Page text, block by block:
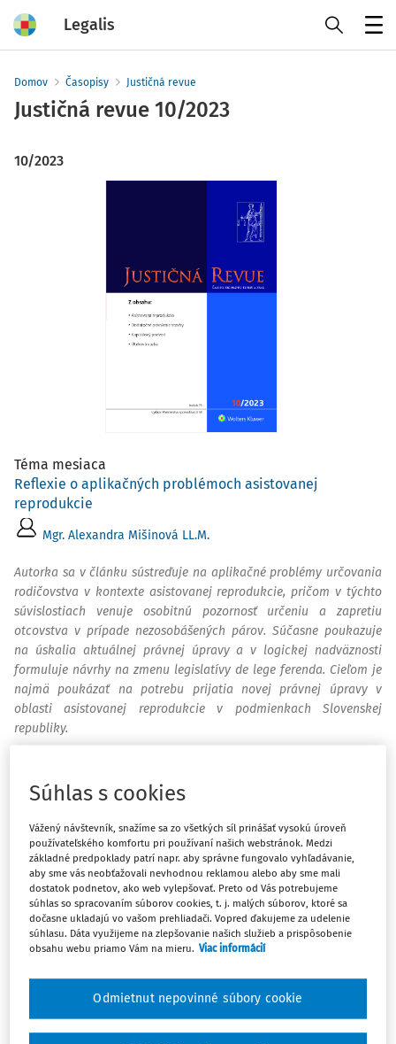
Legalis
Domov Časopisy Justičná revue
Justičná revue 10/2023
10/2023
Téma mesiaca
Reflexie o aplikačných problémoch asistovanej
reprodukcie
Mgr. Alexandra Mišinová LL.M.
Autorka sa v článku sústreďuje na aplikačné problémy určovania
rodičovstva v kontexte asistovanej reprodukcie, pričom v týchto
súvislostiach venuje osobitnú pozornosť určeniu a zapretiu
otcovstva v prípade nezosobášených párov. Súčasne poukazuje
na úskalia aktuálnej právnej úpravy a v logickej nadväznosti
formuluje návrhy na zmenu legislatívy de lege ferenda. Cieľom je
najmä poukázať na potrebu prijatia novej právnej úpravy v
oblasti asistovanej reprodukcie v podmienkach Slovenskej
republiky.
Spoluvlastník nehnuteľnosti a formálna publicita
katastra nehnuteľností
Mgr. Ľubomíra Šoltysová
Kapitálový podvod
doc. et doc. JUDr. Ján Šanta PhD., LL.M., MBA, MSc.,Mgr. Ivo Šanta
MBA
Mgr. Jakub Andreánsky
Diskusia
Súhlas s cookies
Vážený návštevník, snažíme sa zo všetkých síl prinášať vysokú úroveň
používateľského komfortu pri používaní našich webstránok. Medzi
základné predpoklady patrí napr. aby správne fungovalo vyhľadávanie,
aby sme vás neobťažovali nevhodnou reklamou alebo aby sme mali
dostatok podnetov, ako web vylepšovať. Preto od Vás potrebujeme
súhlas so spracovaním súborov cookies, t. j. malých súborov, ktoré sa
dočasne ukladajú vo vašom prehliadači. Vopred ďakujeme za udelenie
súhlasu. Dáta využijeme na zlepšovanie našich služieb a prispôsobenie
obsahu webu priamo Vám na mieru. Viac informácií
Odmietnut nepovinné súbory cookie